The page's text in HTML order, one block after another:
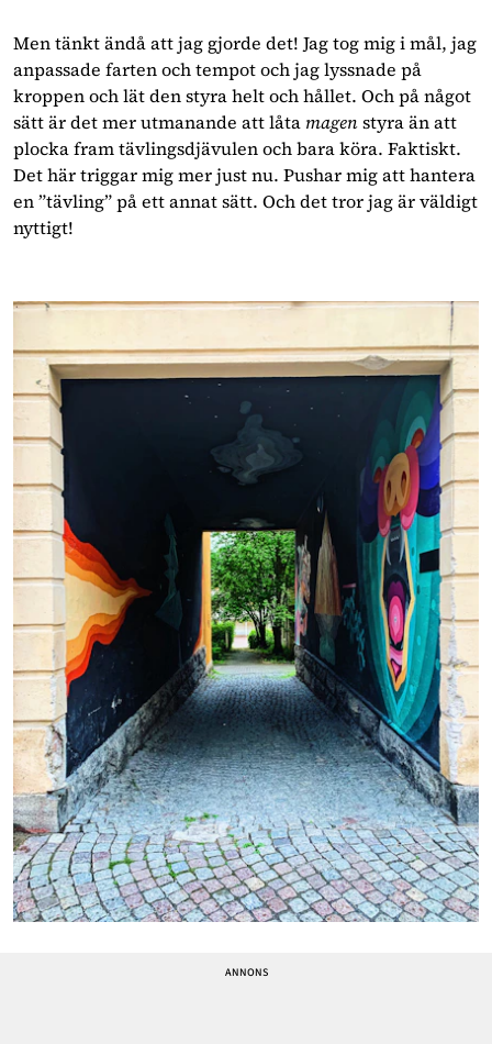
Men tänkt ändå att jag gjorde det! Jag tog mig i mål, jag
anpassade farten och tempot och jag lyssnade på
kroppen och lät den styra helt och hållet. Och på något
sätt är det mer utmanande att låta magen styra än att
plocka fram tävlingsdjävulen och bara köra. Faktiskt.
Det här triggar mig mer just nu. Pushar mig att hantera
en ”tävling” på ett annat sätt. Och det tror jag är väldigt
nyttigt!